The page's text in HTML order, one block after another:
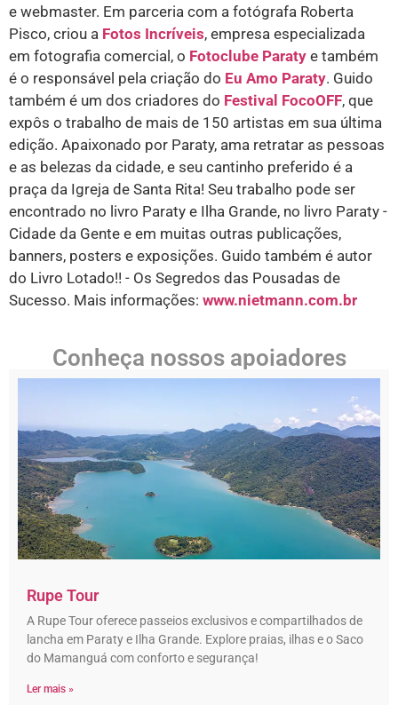
e webmaster. Em parceria com a fotógrafa Roberta
Pisco, criou a Fotos Incríveis, empresa especializada
em fotografia comercial, o Fotoclube Paraty e também
é o responsável pela criação do Eu Amo Paraty. Guido
também é um dos criadores do Festival FocoOFF, que
expôs o trabalho de mais de 150 artistas em sua última
edição. Apaixonado por Paraty, ama retratar as pessoas
e as belezas da cidade, e seu cantinho preferido é a
praça da Igreja de Santa Rita! Seu trabalho pode ser
encontrado no livro Paraty e Ilha Grande, no livro Paraty -
Cidade da Gente e em muitas outras publicações,
banners, posters e exposições. Guido também é autor
do Livro Lotado!! - Os Segredos das Pousadas de
Sucesso. Mais informações: www.nietmann.com.br
Conheça nossos apoiadores
Rupe Tour
A Rupe Tour oferece passeios exclusivos e compartilhados de
lancha em Paraty e Ilha Grande. Explore praias, ilhas e o Saco
do Mamanguá com conforto e segurança!
Ler mais »